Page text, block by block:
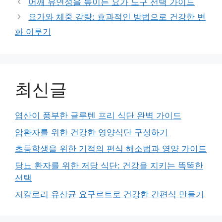
어깨 유연성을 높이는 요가 도구 선택 가이드
요가와 체중 감량: 효과적인 방법으로 건강한 변
화 이루기
최신글
엽산이 풍부한 글루텐 프리 식단 완벽 가이드
암환자를 위한 건강한 영양식단 구성하기
초등학생을 위한 기적의 편식 해소법과 영양 가이드
당뇨 환자를 위한 저당 식단: 건강을 지키는 똑똑한
선택
저칼로리 유산균 요구르트로 건강한 간편식 만들기